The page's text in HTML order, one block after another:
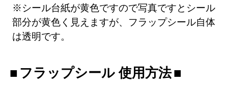
※シール台紙が黄色ですので写真ですとシール
部分が黄色く見えますが、フラップシール自体
は透明です。
フラップシール 使用方法